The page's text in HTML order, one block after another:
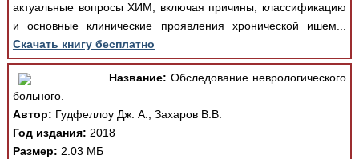
актуальные вопросы ХИМ, включая причины, классификацию
и основные клинические проявления хронической ишем...
Скачать книгу бесплатно
Название: Обследование неврологического
больного.
Автор: Гудфеллоу Дж. А., Захаров В.В.
Год издания: 2018
Размер: 2.03 МБ